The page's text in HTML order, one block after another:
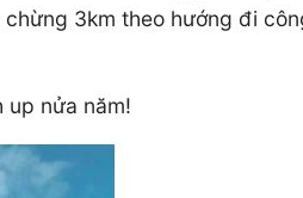
3km theo hướng đi
up nửa năm!